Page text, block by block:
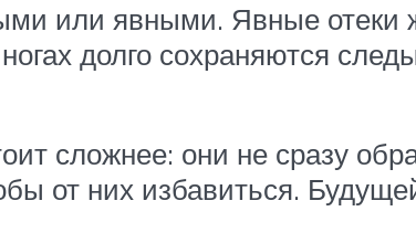
или явными. Явные
долго сохраняются
сложнее: они не сразу
от них избавиться.